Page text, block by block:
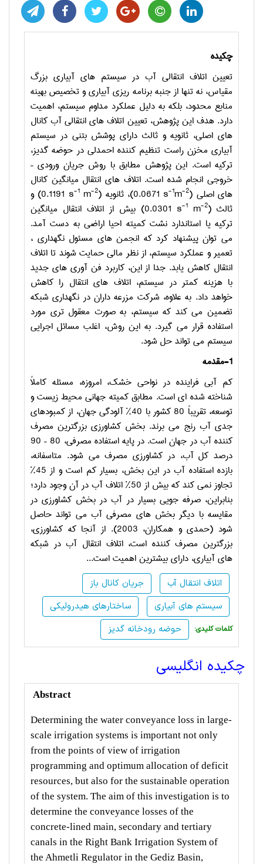
چکیده
تعیین اتلاف انتقالی آب در سیستم های آبیاری بزرگ
مقیاس، نه تنها از جنبه برنامه ریزی آبیاری و تخصیص بهینه
منابع محدود، بلکه به دلیل عملکرد مداوم سیستم، اهمیت
دارد. هدف این پژوهش، تعیین اتلاف های انتقالی آب کانال
های اصلی، ثانویه و ثالث دارای پوشش بتنی در سیستم
آبیاری مخزن راست تنظیم کننده احمدلی در حوضه گدیز،
ترکیه است. این پژوهش مطابق با روش جریان ورودی –
خروجی انجام شده است. اتلاف های انتقال میانگین کانال
های اصلی
(0.0671 s-1m-2) ، ثانویه (0.1191 s-1m-2)
و
ثالث
(0.0301 s-1 m-2)
بیش از اتلاف انتقال میانگین
ترکیه یا استاندارد نشت کمیته احیا اراضی به دست آمد.
می توان پیشنهاد کرد که انجمن های مسئول نگهداری ،
تعمیر و عملکرد سیستم، از نظر مالی حمایت شوند تا اتلاف
انتقال کاهش یابد. جدا از این، کاربرد فن آوری های جدید
با هزینه کمتر در سیستم، اتلاف های انتقال را کاهش
خواهد داد. به علاوه، شرکت مزرعه داران در نگهداری شبکه
تضمین می کند که سیستم، به صورت معقول تری مورد
استفاده قرار می گیرد. به این روش، اغلب مسائل اجرایی
سیستم می تواند حل شود.
1- مقدمه
کم آبی فراینده در نواحی خشک، امروزه، مسئله کاملاً
شناخته شده ای است. مطابق کمیته جهانی محیط زیست و
توسعه، تقریباً 80 کشور با 40% آلودگی جهان، از کمبودهای
جدی آب رنج می برند. بخش کشاورزی بزرگترین مصرف
کننده آب در جهان است. در پایه استفاده مصرفی، 80 – 90
درصد کل آب، در کشاورزی مصرف می شود. متاسفانه،
بازده استفاده آب در این بخش، بسیار کم است و از 45%
تجاوز نمی کند که بیش از 50% اتلاف آب در آن وجود دارد؛
بنابراین، صرفه جویی بسیار در آب در بخش کشاورزی در
مقایسه با دیگر بخش های مصرفی آب می تواند حاصل
شود (حمدی و همکاران، 2003). از آنجا که کشاورزی،
بزرگترین مصرف کننده است، اتلاف انتقال آب در شبکه
های آبیاری، دارای بیشترین اهمیت است...
جریان کانال باز
اتلاف انتقال آب
ساختارهای هیدرولیکی
سیستم های آبیاری
حوضه رودخانه گدیز
:کلمات کلیدی
چکیده انگلیسی
Abstract
Determining the water conveyance loss in large-
scale irrigation systems is important not only
from the points of view of irrigation
programming and optimum allocation of deficit
resources, but also for the sustainable operation
of the system. The aim of this investigation is to
determine the conveyance losses of the
concrete-lined main, secondary and tertiary
canals in the Right Bank Irrigation System of
the Ahmetli Regulator in the Gediz Basin,